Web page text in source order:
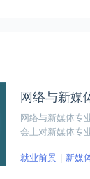
网络与新媒
网络与新媒体专
会上对新媒体专
程。
就业前景 新媒